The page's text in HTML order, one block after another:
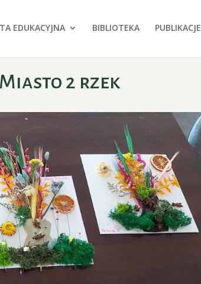
EDUKACYJNA BIBLIOTEKA PUBLIKACJE
2 rzek